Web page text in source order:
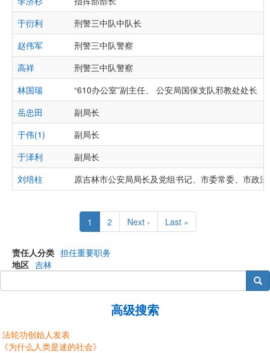
于衍利
刑警三中队中队长
赵伟军
刑警三中队警察
高祥
刑警三中队警察
林国瑞
“610办公室”副主任、 公安局国保支队邪教处处长
岳忠田
副局长
于伟(1)
副局长
于泽利
副局长
刘培柱
原吉林市公安局局长及党组书记、市委常委、市政
Current
page
1 Page
2
Next
page
Next ›
Last
page
Last »
责任人分类 担任重要职务
地区 吉林
搜索
高级搜索
法轮功创始人发表
《为什么人类是迷的社会》